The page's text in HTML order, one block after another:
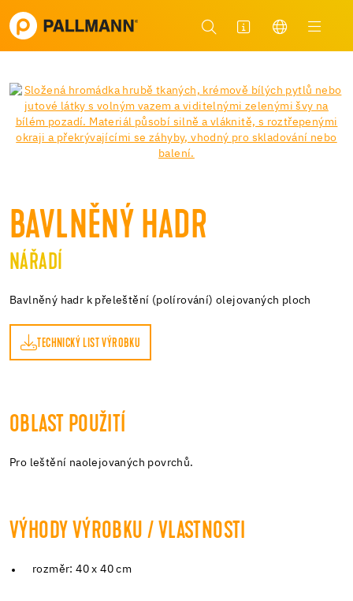
BAVLNĚNÝ HADR
NÁŘADÍ
Bavlněný hadr k přeleštění (polírování) olejovaných ploch
TECHNICKÝ LIST VÝROBKU
OBLAST POUŽITÍ
Pro leštění naolejovaných povrchů.
VÝHODY VÝROBKU / VLASTNOSTI
rozměr: 40 x 40 cm